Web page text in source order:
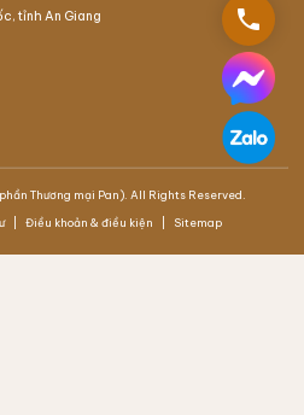
, tỉnh An Giang
Thương mại Pan). All Rights Reserved.
Điều khoản & điều kiện Sitemap
phone